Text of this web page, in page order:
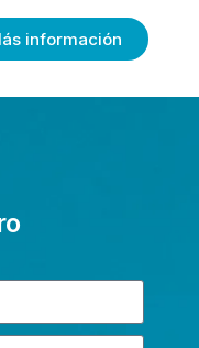
información